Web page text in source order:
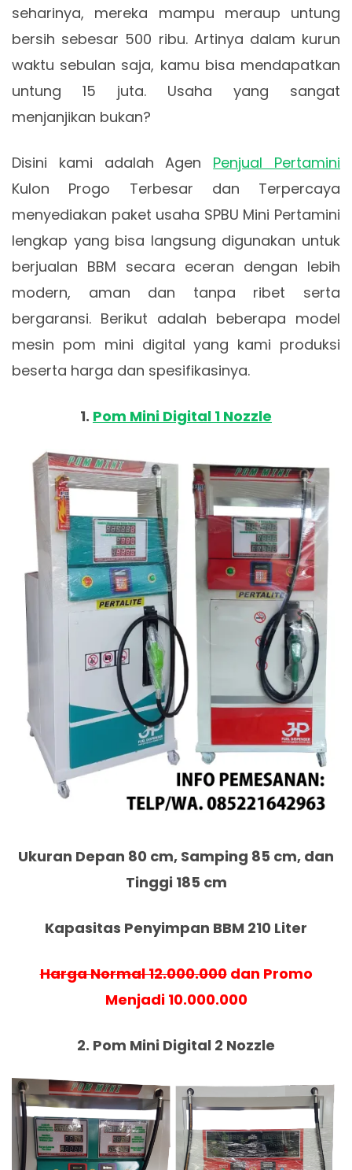
seharinya, mereka mampu meraup untung
bersih sebesar 500 ribu. Artinya dalam kurun
waktu sebulan saja, kamu bisa mendapatkan
untung 15 juta. Usaha yang sangat
menjanjikan bukan?
Disini kami adalah Agen Penjual Pertamini
Kulon Progo Terbesar dan Terpercaya
menyediakan paket usaha SPBU Mini Pertamini
lengkap yang bisa langsung digunakan untuk
berjualan BBM secara eceran dengan lebih
modern, aman dan tanpa ribet serta
bergaransi. Berikut adalah beberapa model
mesin pom mini digital yang kami produksi
beserta harga dan spesifikasinya.
1. Pom Mini Digital 1 Nozzle
Ukuran Depan 80 cm, Samping 85 cm, dan
Tinggi 185 cm
Kapasitas Penyimpan BBM 210 Liter
Harga Normal 12.000.000dan Promo
Menjadi 10.000.000
2. Pom Mini Digital 2 Nozzle